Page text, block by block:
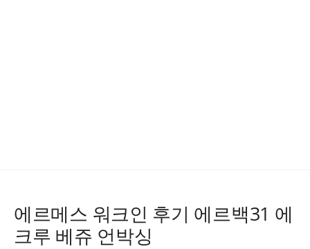
에르메스 워크인 후기 에르백31 에
크루 베쥬 언박싱